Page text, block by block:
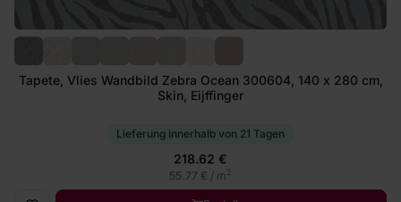
Tapete, Vlies Wandbild Zebra Ocean 300604, 140 x 280 cm,
Skin, Eijffinger
Lieferung innerhalb von 21 Tagen
218.62 €
55.77 € / m2